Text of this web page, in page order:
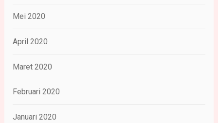
Mei 2020
April 2020
Maret 2020
Februari 2020
Januari 2020